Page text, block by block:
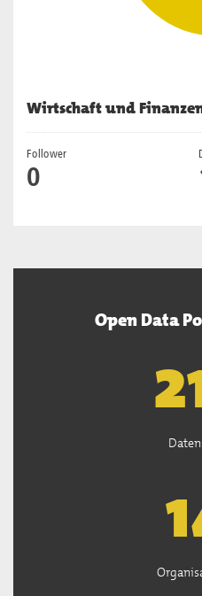
Wirtschaft und
Follower
0
Open Data